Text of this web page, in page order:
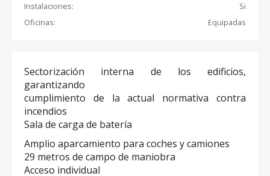
Instalaciones:
Si
Oficinas:
Equipadas
Sectorización interna de los edificios,
garantizando
cumplimiento de la actual normativa contra
incendios
Sala de carga de batería
Amplio aparcamiento para coches y camiones
29 metros de campo de maniobra
Acceso individual